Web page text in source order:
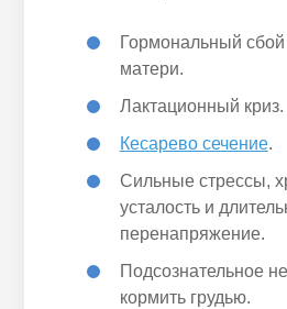
Гормональный
матери.
Лактационный криз.
Кесарево сечение.
Сильные стрессы,
усталость и
перенапряжение.
Подсознательное
кормить грудью.